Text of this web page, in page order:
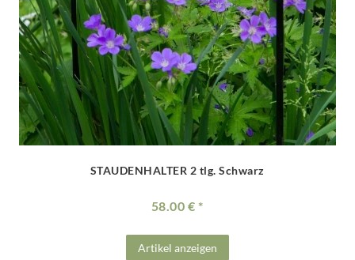
STAUDENHALTER 2 tlg. Schwarz
58.00 €
Artikel anzeigen